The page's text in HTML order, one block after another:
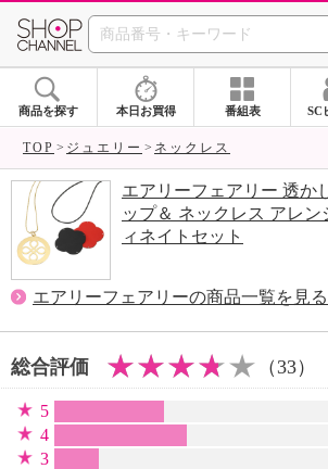
SHOP
商品を探す 本日お買得 番組表 SC
TOP ジュエリー ネックレス
エアリーフェアリー 透か
ップ＆ ネックレス アレ
ィネイトセット
エアリーフェアリーの商品一覧を見る
総合評価 （33）
5
4
3